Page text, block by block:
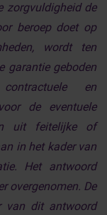
zorgvuldigheid de
beroep doet op
wordt ten
garantie geboden
en
de eventuele
uit feitelijke of
in het kader van
Het antwoord
overgenomen. De
van dit antwoord